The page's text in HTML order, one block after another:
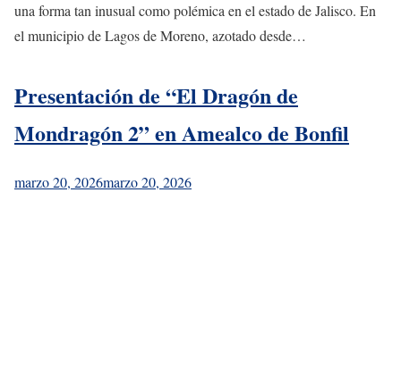
una forma tan inusual como polémica en el estado de Jalisco. En
el municipio de Lagos de Moreno, azotado desde…
Presentación de “El Dragón de
Mondragón 2” en Amealco de Bonfil
marzo 20, 2026marzo 20, 2026